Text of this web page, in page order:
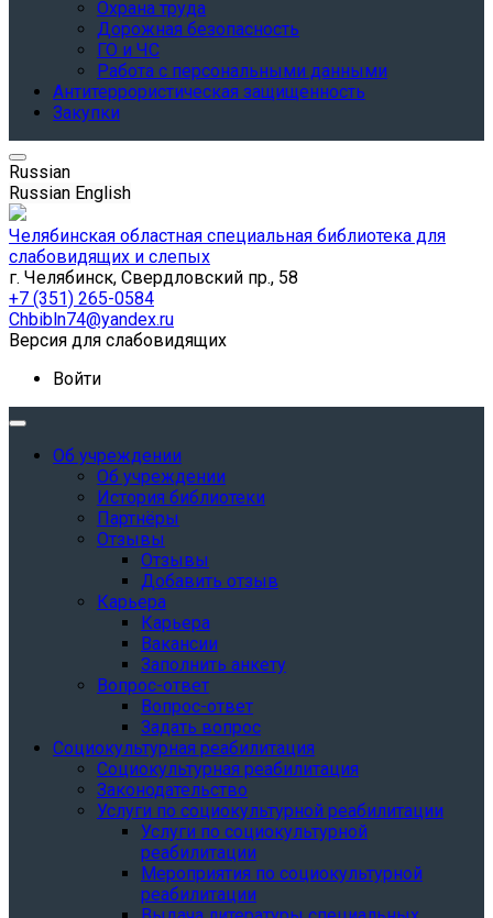
Охрана труда
Дорожная безопасность
ГО и ЧС
Работа с персональными данными
Антитеррористическая защищенность
Закупки
Russian
Russian English
Челябинская областная специальная библиотека для
слабовидящих и слепых
г. Челябинск, Свердловский пр., 58
+7 (351) 265-0584
Chbibln74@yandex.ru
Версия для слабовидящих
Войти
Об учреждении
Об учреждении
История библиотеки
Партнёры
Отзывы
Отзывы
Добавить отзыв
Карьера
Карьера
Вакансии
Заполнить анкету
Вопрос-ответ
Вопрос-ответ
Задать вопрос
Социокультурная реабилитация
Социокультурная реабилитация
Законодательство
Услуги по социокультурной реабилитации
Услуги по социокультурной
реабилитации
Мероприятия по социокультурной
реабилитации